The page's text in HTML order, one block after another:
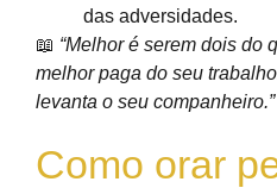
das adversidades.
📖 “Melhor é serem dois do
melhor paga do seu
levanta o seu companheiro.”
Como orar